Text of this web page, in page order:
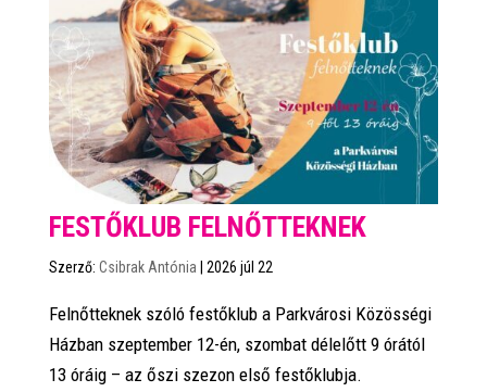
FESTŐKLUB FELNŐTTEKNEK
Szerző: Csibrak Antónia 2026 júl 22
Felnőtteknek szóló festőklub a Parkvárosi Közösségi
Házban szeptember 12-én, szombat délelőtt 9 órától
13 óráig – az őszi szezon első festőklubja.